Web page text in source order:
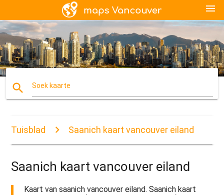
menu
search Soek kaarte
Tuisblad Saanich kaart vancouver eiland
Saanich kaart vancouver eiland
Kaart van saanich vancouver eiland. Saanich kaart